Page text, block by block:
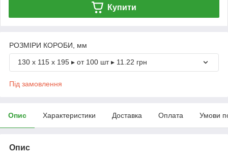
Купити
РОЗМІРИ КОРОБИ, мм
130 х 115 х 195 ▸ от 100 шт ▸ 11.22 грн
Під замовлення
Опис Характеристики Доставка Оплата Умови
Опис